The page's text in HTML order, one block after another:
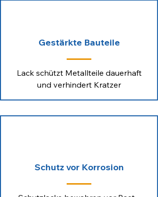
Gestärkte Bauteile
Lack schützt Metallteile dauerhaft
und verhindert Kratzer
Schutz vor Korrosion